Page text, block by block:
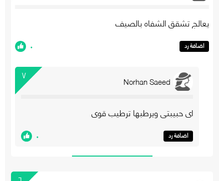
يعالج تشقق الشفاه بالصيف
اضافة رد ٠
٧ Norhan Saeed
اي حبيبتي ويرطبها ترطيب قوي
اضافة رد ٠